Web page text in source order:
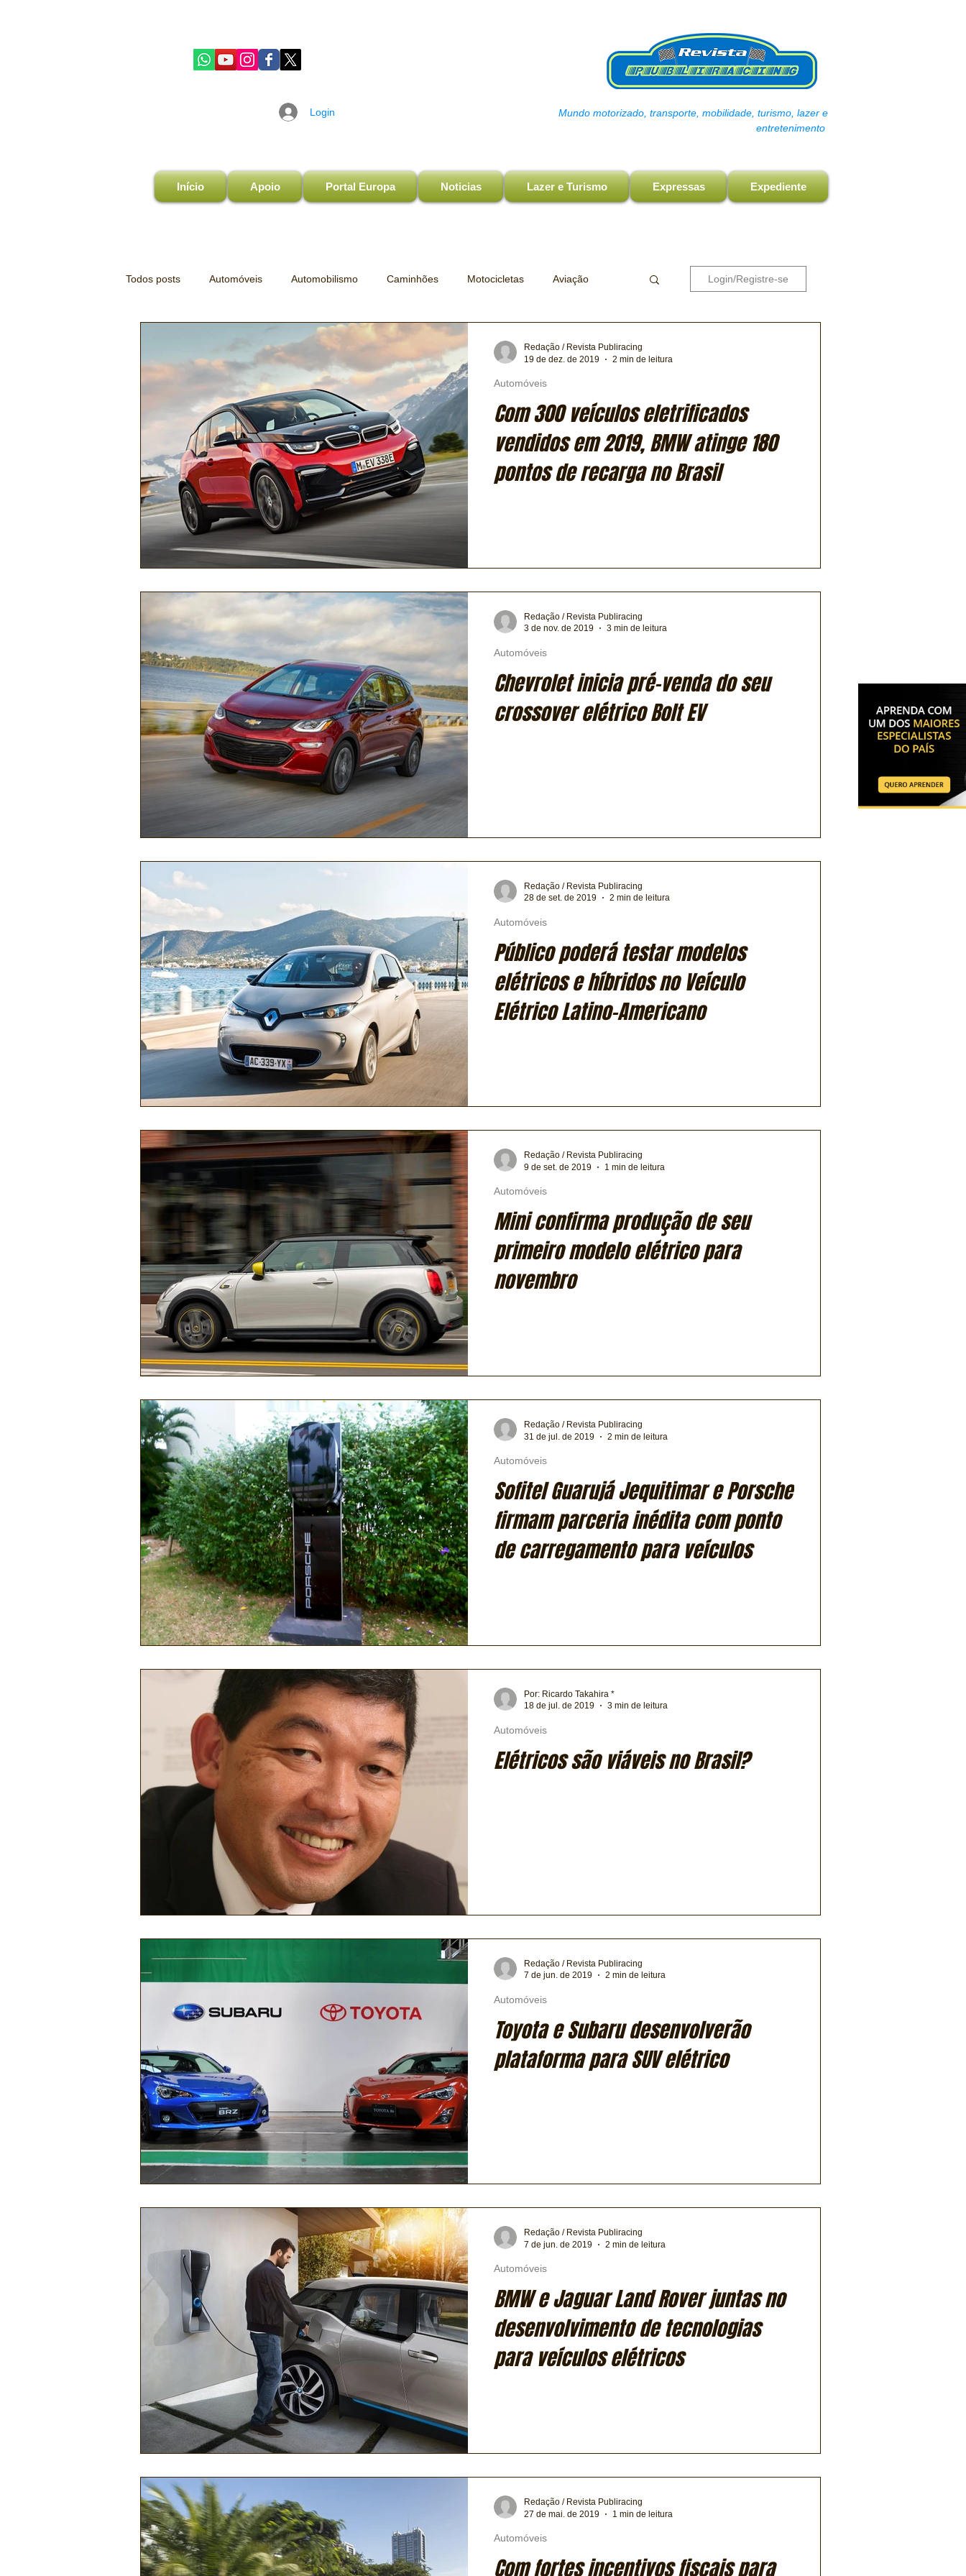
Login
Mundo motorizado, transporte, mobilidade, turismo, lazer e
entretenimento
Início Apoio Portal Europa Noticias Lazer e Turismo Expressas Expediente
Todos posts Automóveis Automobilismo Caminhões Motocicletas Aviação
Lazer Transporte Trens e Metrô
Mecânica e Peças Segurança Testes e Comparativos
Ônibus Energia Tecnologia Financeiro Logística Expressas Clássicos
Reportagem Virtual / Jogos Exclusiva Bicicletas
Hobby Quadrículos
Login/Registre-se
Com 300 veículos eletrificados
vendidos em 2019, BMW atinge 180
pontos de recarga no Brasil
Automóveis
Redação / Revista Publiracing
19 de dez. de 2019
2 min de leitura
Chevrolet inicia pré-venda do seu
crossover elétrico Bolt EV
Automóveis
Redação / Revista Publiracing
3 de nov. de 2019
3 min de leitura
Público poderá testar modelos
elétricos e híbridos no Veículo
Elétrico Latino-Americano
Automóveis
Redação / Revista Publiracing
28 de set. de 2019
2 min de leitura
Mini confirma produção de seu
primeiro modelo elétrico para
novembro
Automóveis
Redação / Revista Publiracing
9 de set. de 2019
1 min de leitura
Sofitel Guarujá Jequitimar e Porsche
firmam parceria inédita com ponto
de carregamento para veículos
Automóveis
Redação / Revista Publiracing
31 de jul. de 2019
2 min de leitura
Elétricos são viáveis no Brasil?
Automóveis
Por: Ricardo Takahira *
18 de jul. de 2019
3 min de leitura
Toyota e Subaru desenvolverão
plataforma para SUV elétrico
Automóveis
Redação / Revista Publiracing
7 de jun. de 2019
2 min de leitura
BMW e Jaguar Land Rover juntas no
desenvolvimento de tecnologias
para veículos elétricos
Automóveis
Redação / Revista Publiracing
7 de jun. de 2019
2 min de leitura
Com fortes incentivos fiscais para
Automóveis
Redação / Revista Publiracing
27 de mai. de 2019
1 min de leitura